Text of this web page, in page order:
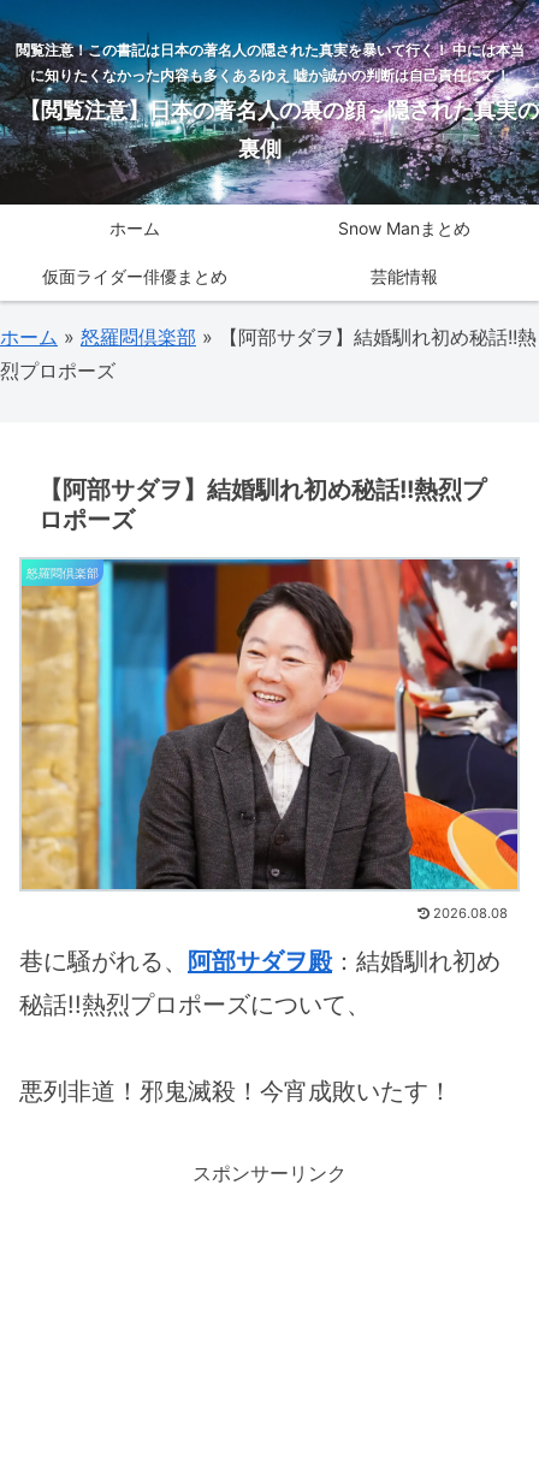
閲覧注意！この書記は日本の著名人の隠された真実を暴いて行く！ 中には本当
に知りたくなかった内容も多くあるゆえ 嘘か誠かの判断は自己責任にて！
【閲覧注意】日本の著名人の裏の顔～隠された真実の
裏側
ホーム Snow Manまとめ
仮面ライダー俳優まとめ 芸能情報
ホーム » 怒羅悶倶楽部 » 【阿部サダヲ】結婚馴れ初め秘話!!熱
烈プロポーズ
【阿部サダヲ】結婚馴れ初め秘話!!熱烈プ
ロポーズ
怒羅悶倶楽部
2026.08.08
巷に騒がれる、 阿部サダヲ殿：結婚馴れ初め
秘話!!熱烈プロポーズについて、
悪列非道！邪鬼滅殺！今宵成敗いたす！
スポンサーリンク